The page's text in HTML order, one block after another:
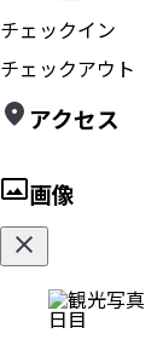
チェックイン
チェックアウト
アクセス
画像
日目